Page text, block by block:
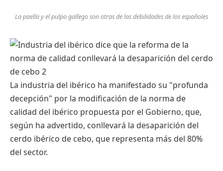
La paella y el pulpo gallego son otras de las debilidades de los españoles
La industria del ibérico ha manifestado su "profunda
decepción" por la modificación de la norma de
calidad del ibérico propuesta por el Gobierno, que,
según ha advertido, conllevará la desaparición del
cerdo ibérico de cebo, que representa más del 80%
del sector.